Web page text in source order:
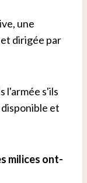
une
dirigée par
l'armée s'ils
et
milices ont-